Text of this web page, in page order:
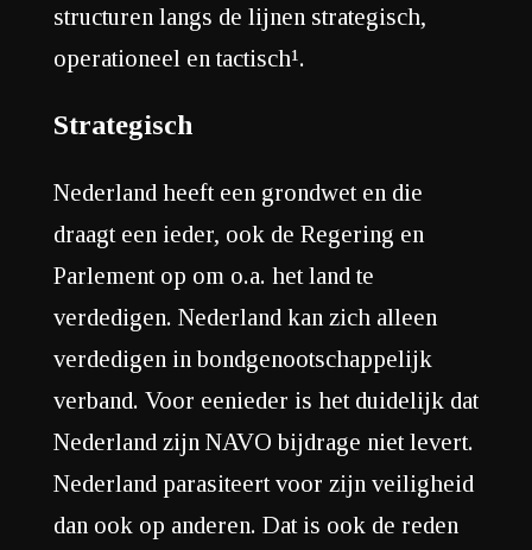
structuren langs de lijnen strategisch,
operationeel en tactisch¹.
Strategisch
Nederland heeft een grondwet en die
draagt een ieder, ook de Regering en
Parlement op om o.a. het land te
verdedigen. Nederland kan zich alleen
verdedigen in bondgenootschappelijk
verband. Voor eenieder is het duidelijk dat
Nederland zijn NAVO bijdrage niet levert.
Nederland parasiteert voor zijn veiligheid
dan ook op anderen. Dat is ook de reden